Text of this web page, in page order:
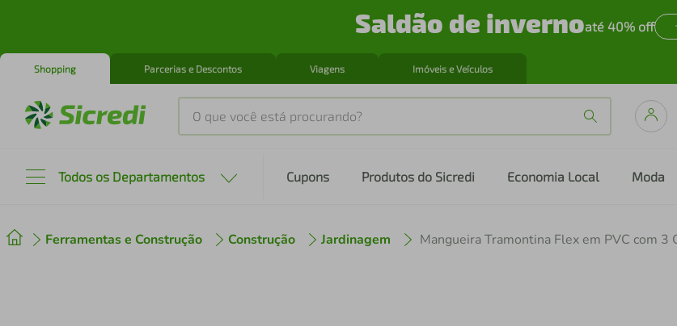
Saldão de invernoaté 40% off
Shopping Parcerias e Descontos Viagens Imóveis e Veículos
O que você está procurando?
Todos os Departamentos Cupons Produtos do Sicredi Economia Local Moda
Ferramentas e Construção Construção Jardinagem
2º cafeteira